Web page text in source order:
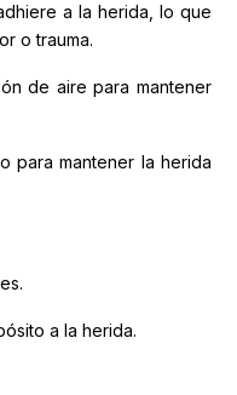
a la herida, lo que
o trauma.
de aire para mantener
para mantener la herida
a la herida.